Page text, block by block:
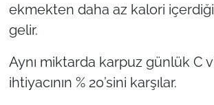
ekmekten daha az kalori içerdiği
gelir.
Aynı miktarda karpuz günlük C
ihtiyacının % 20’sini karşılar.